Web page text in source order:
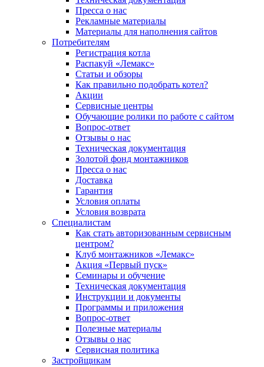
Пресса о нас
Рекламные материалы
Материалы для наполнения сайтов
Потребителям
Регистрация котла
Распакуй «Лемакс»
Статьи и обзоры
Как правильно подобрать котел?
Акции
Сервисные центры
Обучающие ролики по работе с сайтом
Вопрос-ответ
Отзывы о нас
Техническая документация
Золотой фонд монтажников
Пресса о нас
Доставка
Гарантия
Условия оплаты
Условия возврата
Специалистам
Как стать авторизованным сервисным
центром?
Клуб монтажников «Лемакс»
Акция «Первый пуск»
Семинары и обучение
Техническая документация
Инструкции и документы
Программы и приложения
Вопрос-ответ
Полезные материалы
Отзывы о нас
Сервисная политика
Застройщикам